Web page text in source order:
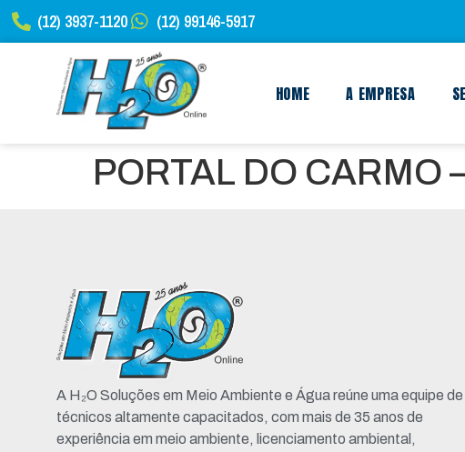
(12) 3937-1120 (12) 99146-5917
HOME A EMPRESA
PORTAL DO CARMO
A H₂O Soluções em Meio Ambiente e Água reúne uma equipe de
técnicos altamente capacitados, com mais de 35 anos de
experiência em meio ambiente, licenciamento ambiental,